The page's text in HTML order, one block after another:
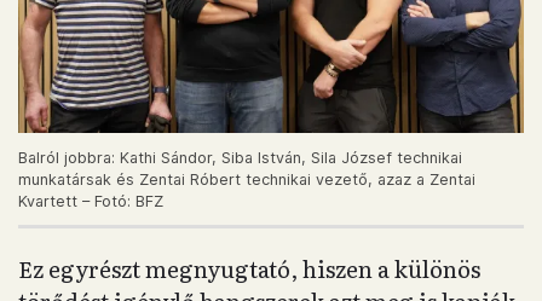
Balról jobbra: Kathi Sándor, Siba István, Sila József technikai
munkatársak és Zentai Róbert technikai vezető, azaz a Zentai
Kvartett – Fotó: BFZ
Ez egyrészt megnyugtató, hiszen a különös